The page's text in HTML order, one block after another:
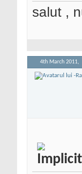
salut ,
4th March 2011,